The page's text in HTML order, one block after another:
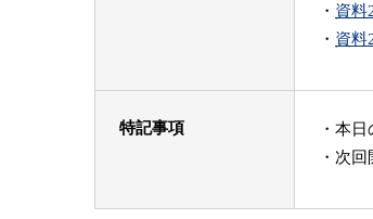
・ 資料
・ 資料
特記事項
・本
・次